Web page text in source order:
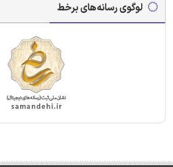
لوگوی رسانه‌های برخط